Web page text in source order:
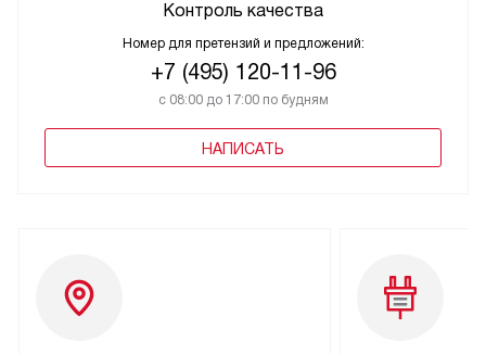
Контроль качества
Номер для претензий и предложений:
+7 (495) 120-11-96
с 08:00 до 17:00 по будням
НАПИСАТЬ